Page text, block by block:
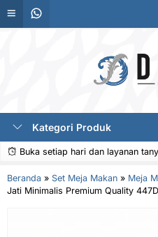
Kategori Produk
Buka setiap hari dan layanan
Beranda » Set Meja Makan » Meja
Jati Minimalis Premium Quality